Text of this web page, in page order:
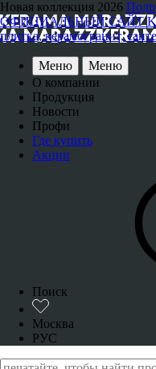
Новая коллекция 2026
ОФИЦИАЛЬНЫЙ САЙТ
плитка, керамогранит,
Меню
Меню
О компании
Продукция
Новости
Профи
Где купить
Акции
Поиск
Москва
РУС